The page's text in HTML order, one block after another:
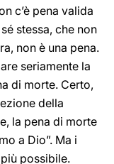
c’è pena valida
stessa, che non
non è una pena.
seriamente la
di morte. Certo,
della
la pena di morte
a Dio”. Ma i
possibile.